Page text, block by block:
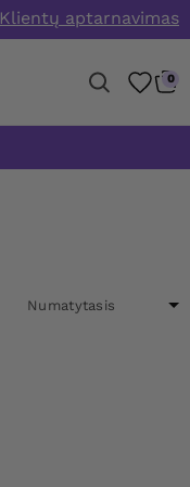
Klientų aptarnavimas
0